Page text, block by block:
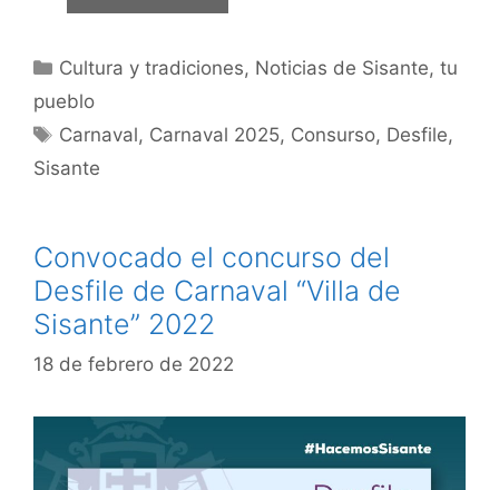
Cultura y tradiciones, Noticias de Sisante, tu
pueblo
Carnaval, Carnaval 2025, Consurso, Desfile,
Sisante
Convocado el concurso del
Desfile de Carnaval “Villa de
Sisante” 2022
18 de febrero de 2022